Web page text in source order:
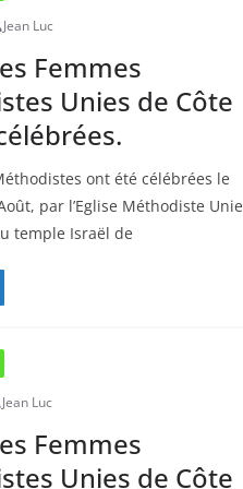
Jean Luc
Femmes
Unies de Côte
ont été célébrées le
par l’Eglise Méthodiste Unie
temple Israël de
Jean Luc
Femmes
Unies de Côte